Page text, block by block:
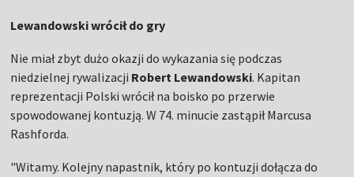
Lewandowski wrócił do gry
Nie miał zbyt dużo okazji do wykazania się podczas
niedzielnej rywalizacji Robert Lewandowski. Kapitan
reprezentacji Polski wrócił na boisko po przerwie
spowodowanej kontuzją. W 74. minucie zastąpił Marcusa
Rashforda.
"Witamy. Kolejny napastnik, który po kontuzji dołącza do